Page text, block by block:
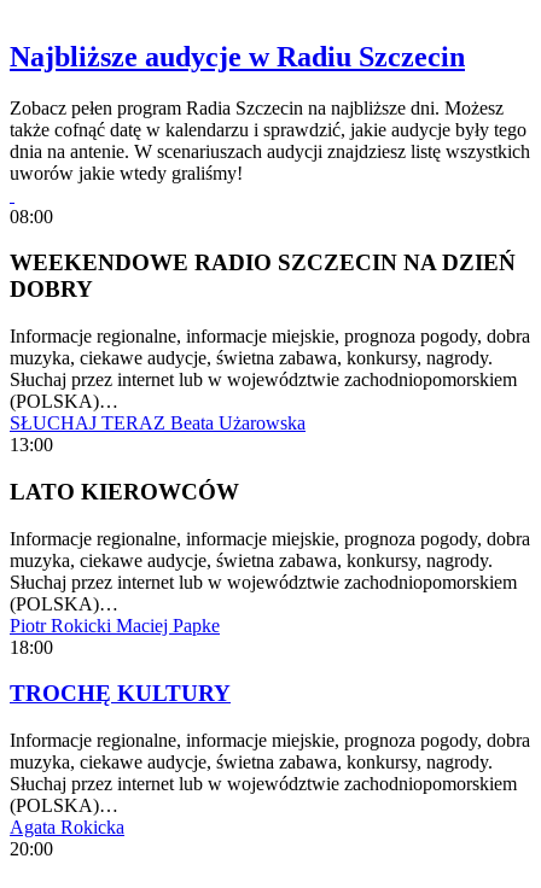
Najbliższe audycje w Radiu Szczecin
Zobacz pełen program Radia Szczecin na najbliższe dni. Możesz
także cofnąć datę w kalendarzu i sprawdzić, jakie audycje były tego
dnia na antenie. W scenariuszach audycji znajdziesz listę wszystkich
uworów jakie wtedy graliśmy!
08:00
WEEKENDOWE RADIO SZCZECIN NA DZIEŃ
DOBRY
Informacje regionalne, informacje miejskie, prognoza pogody, dobra
muzyka, ciekawe audycje, świetna zabawa, konkursy, nagrody.
Słuchaj przez internet lub w województwie zachodniopomorskiem
(POLSKA)…
SŁUCHAJ TERAZ Beata Użarowska
13:00
LATO KIEROWCÓW
Informacje regionalne, informacje miejskie, prognoza pogody, dobra
muzyka, ciekawe audycje, świetna zabawa, konkursy, nagrody.
Słuchaj przez internet lub w województwie zachodniopomorskiem
(POLSKA)…
Piotr Rokicki Maciej Papke
18:00
TROCHĘ KULTURY
Informacje regionalne, informacje miejskie, prognoza pogody, dobra
muzyka, ciekawe audycje, świetna zabawa, konkursy, nagrody.
Słuchaj przez internet lub w województwie zachodniopomorskiem
(POLSKA)…
Agata Rokicka
20:00